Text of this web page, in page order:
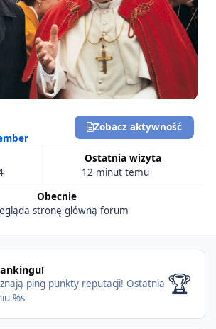
Ostatnia wizyta
12 minut temu
Obecnie
stronę główną forum
Zobacz aktywność
ping punkty reputacji! Ostatnia
%s
🏆